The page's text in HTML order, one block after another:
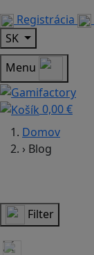
Registrácia
SK
Menu
0,00 €
Domov
› Blog
Filter